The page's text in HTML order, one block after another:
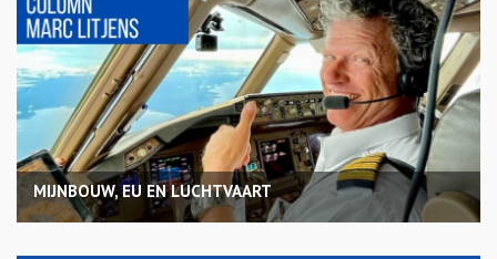
MIJNBOUW, EU EN LUCHTVAART